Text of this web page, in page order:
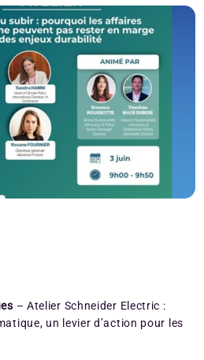
– Atelier Schneider Electric :
un levier d’action pour les